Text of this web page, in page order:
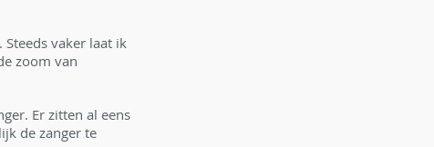
vaker laat ik
zoom van
Er zitten al eens
de zanger te